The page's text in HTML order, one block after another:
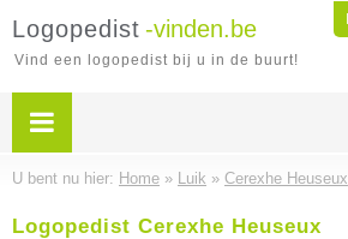
Logopedist -vinden.be
Vind een logopedist bij u in de buurt!
U bent nu hier: Home » Luik » Cerexhe Heuseux
Logopedist Cerexhe Heuseux